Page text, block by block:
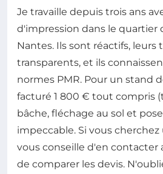
Je travaille depuis trois ans
d'impression dans le quartier
Nantes. Ils sont réactifs, leurs
transparents, et ils
normes PMR. Pour un stand
facturé 1 800 € tout compris
bâche, fléchage au sol et
impeccable. Si vous
vous conseille d'en contacter
de comparer les devis.